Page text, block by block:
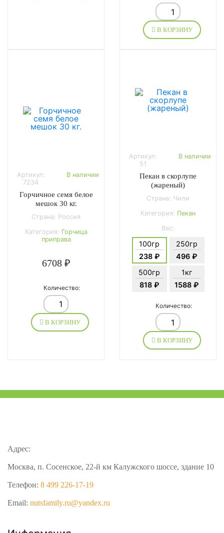
В КОРЗИНУ
Артикул:
7234
В наличии
Горчичное семя белое
мешок 30 кг.
Страна: Россия
Категория: Горчица
приправа
6708 ₽
Количество:
В КОРЗИНУ
Артикул:
51
В наличии
Пекан в скорлупе
(жареный)
Страна: Чили
Категория: Пекан
Вес:
100гр
238 ₽
250гр
496 ₽
500гр
818 ₽
1кг
1588 ₽
Количество:
В КОРЗИНУ
Адрес:
Москва, п. Сосенское, 22-й км Калужского шоссе, здание 10
Телефон: 8 499 226-17-19
Email: nutsfamily.ru@yandex.ru